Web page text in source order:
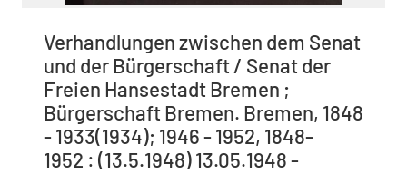
Verhandlungen zwischen dem Senat
und der Bürgerschaft / Senat der
Freien Hansestadt Bremen ;
Bürgerschaft Bremen. Bremen, 1848
- 1933(1934); 1946 - 1952, 1848-
1952 : (13.5.1948) 13.05.1948 -